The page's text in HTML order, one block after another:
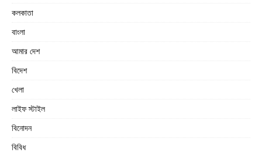
কলকাতা
বাংলা
আমার দেশ
বিদেশ
খেলা
লাইফ স্টাইল
বিনোদন
বিবিধ